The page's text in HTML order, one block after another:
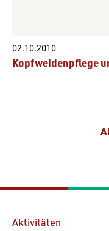
02.10.2010
Kopfweidenpflege
Aktivitäten